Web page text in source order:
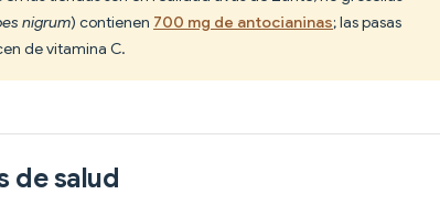
nigrum) contienen 700 mg de antocianinas; las pasas
de vitamina C.
de salud